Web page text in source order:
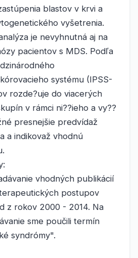
blastov v krvi a
vyšetrenia.
je nevyhnutná aj na
pacientov s MDS. Podľa
systému (IPSS-
rozde?uje do viacerých
v rámci ni??ieho a vy??
presnejšie predvídaž
a indikovaž vhodnú
vhodných publikácií
postupov
z rokov 2000 - 2014. Na
sme poučili termín
syndrómy".